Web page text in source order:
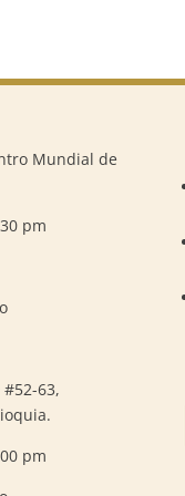
Mundial de
pm
#52-63,
pm